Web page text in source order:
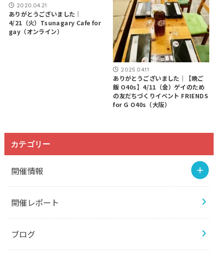
2020.04.21
ありがとうございました｜
4/21（火）Tsunagary Cafe for
gay（オンライン）
2025.04.11
ありがとうございました｜【晩ご
飯 O40s】4/11（金）ゲイのため
の友だちづくりイベント FRIENDS
for G O40s（大阪）
カテゴリー
開催情報
開催レポート
ブログ